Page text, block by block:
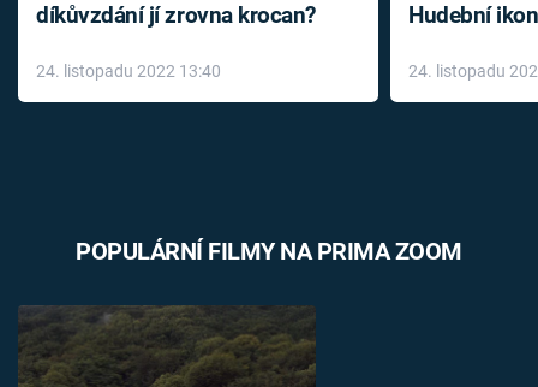
díkůvzdání jí zrovna krocan?
24. listopadu 2022 13:40
Hudební
léky
24. listopadu
POPULÁRNÍ FILMY NA PRIMA ZOOM